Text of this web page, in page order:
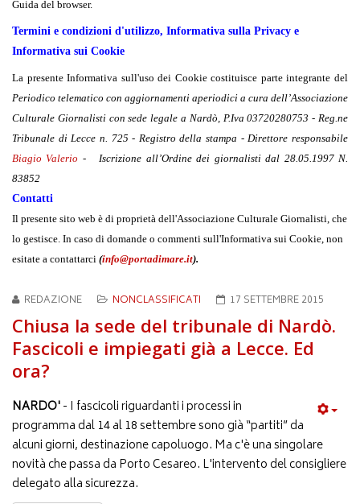
Guida del browser.
Termini e condizioni d'utilizzo, Informativa sulla Privacy e
Informativa sui Cookie
La presente Informativa sull'uso dei Cookie costituisce parte integrante del
Periodico telematico con aggiornamenti aperiodici a cura dell’Associazione
Culturale Giornalisti con sede legale a Nardò, P.Iva 03720280753 - Reg.ne
Tribunale di Lecce n. 725 - Registro della stampa - Direttore responsabile
Biagio Valerio - Iscrizione all’Ordine dei giornalisti dal 28.05.1997 N.
83852
Contatti
Il presente sito web è di proprietà dell'Associazione Culturale Giornalisti , che
lo gestisce. In caso di domande o commenti sull'Informativa sui Cookie, non
esitate a contattarci (info@portadimare.it).
REDAZIONE NONCLASSIFICATI 17 SETTEMBRE 2015
Chiusa la sede del tribunale di Nardò.
Fascicoli e impiegati già a Lecce. Ed
ora?
NARDO'- I fascicoli riguardanti i processi in
programma dal 14 al 18 settembre sono già “partiti” da
alcuni giorni, destinazione capoluogo. Ma c'è una singolare
novità che passa da Porto Cesareo. L'intervento del consigliere
delegato alla sicurezza.